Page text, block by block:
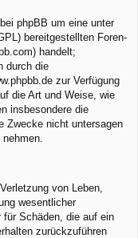
phpBB um eine unter
bereitgestellten Foren-
handelt;
durch die
zur Verfügung
die Art und Weise, wie
insbesondere die
Zwecke nicht untersagen
von Leben,
wesentlicher
für Schäden, die auf ein
zurückzuführen